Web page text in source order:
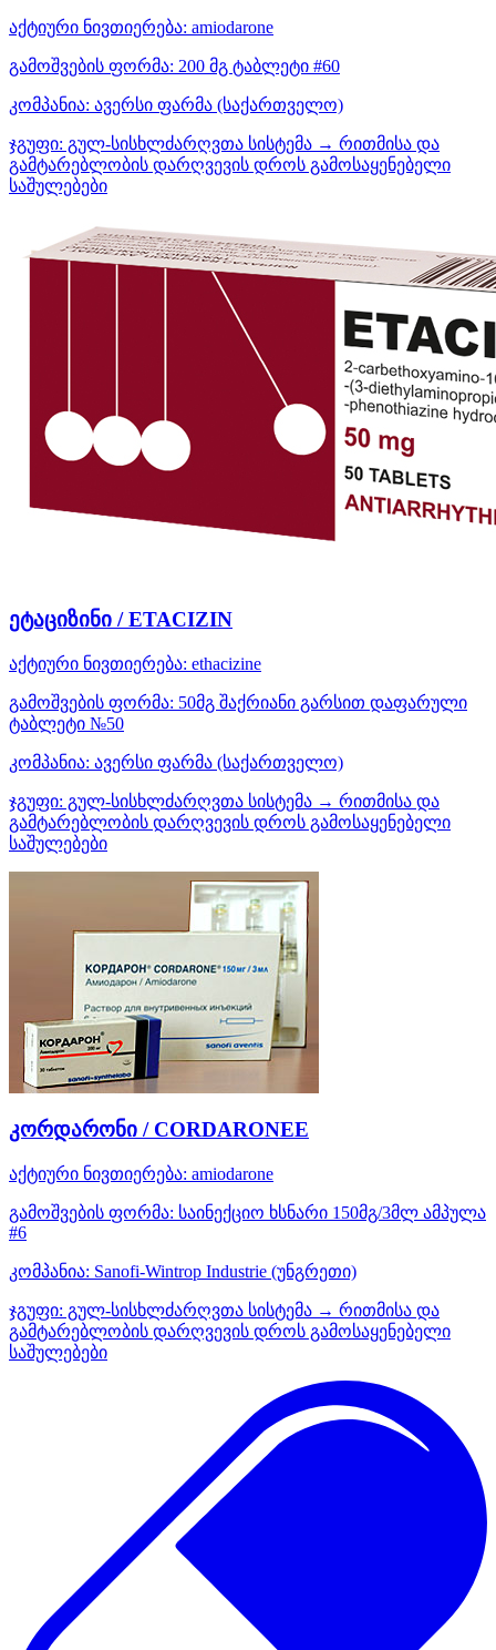
აქტიური ნივთიერება: amiodarone
გამოშვების ფორმა: 200 მგ ტაბლეტი #60
კომპანია: ავერსი ფარმა (საქართველო)
ჯგუფი: გულ-სისხლძარღვთა სისტემა → რითმისა და
გამტარებლობის დარღვევის დროს გამოსაყენებელი
საშულებები
ეტაციზინი / ETACIZIN
აქტიური ნივთიერება: ethacizine
გამოშვების ფორმა: 50მგ შაქრიანი გარსით დაფარული
ტაბლეტი №50
კომპანია: ავერსი ფარმა (საქართველო)
ჯგუფი: გულ-სისხლძარღვთა სისტემა → რითმისა და
გამტარებლობის დარღვევის დროს გამოსაყენებელი
საშულებები
კორდარონი / CORDARONEE
აქტიური ნივთიერება: amiodarone
გამოშვების ფორმა: საინექციო ხსნარი 150მგ/3მლ ამპულა
#6
კომპანია: Sanofi-Wintrop Industrie (უნგრეთი)
ჯგუფი: გულ-სისხლძარღვთა სისტემა → რითმისა და
გამტარებლობის დარღვევის დროს გამოსაყენებელი
საშულებები